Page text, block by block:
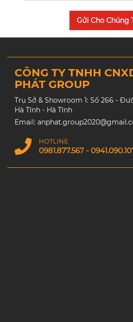
Gửi Cho Chúng
CÔNG TY TNHH
PHÁT GROUP
Trụ Sở & Showroom 1: Số 266 -
Hà Tĩnh - Hà Tĩnh
Email:
HOTLINE
0981.877.567 -